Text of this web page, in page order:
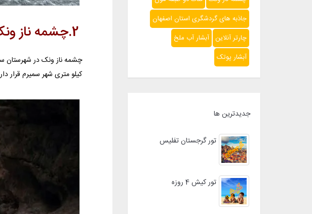
جاذبه های گردشگری استان اصفهان
چارتر آنلاین آبشار آب ملخ
آبشار پوتک
جدیدترین ها
تور گرجستان تفلیس
تور کیش 4 روزه
2.چشمه ناز
کیلو متری شهر سمیرم قرار دارد که با جلوه‌ای خاص